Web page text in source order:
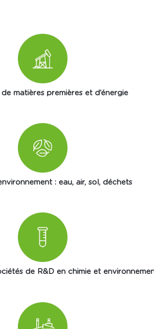
matières premières et d’énergie
: eau, air, sol, déchets
de R&D en chimie et